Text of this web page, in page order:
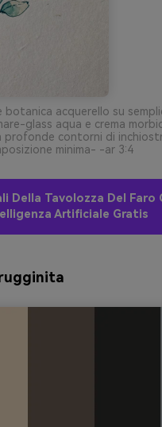
botanica acquerello su
glass aqua e crema
profonde contorni di
minima- -ar 3:4
Della Tavolozza Del Faro
Artificiale Gratis